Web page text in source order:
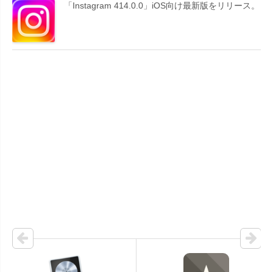
「Instagram 414.0.0」iOS向け最新版をリリース。